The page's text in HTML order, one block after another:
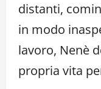
distanti,
in modo
lavoro, Nenè
propria vita